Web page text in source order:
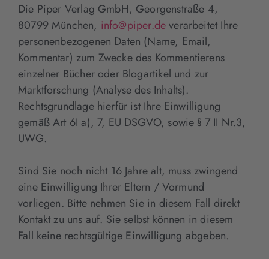
Die Piper Verlag GmbH, Georgenstraße 4,
80799 München, info@piper.deverarbeitet Ihre
personenbezogenen Daten (Name, Email,
Kommentar) zum Zwecke des Kommentierens
einzelner Bücher oder Blogartikel und zur
Marktforschung (Analyse des Inhalts).
Rechtsgrundlage hierfür ist Ihre Einwilligung
gemäß Art 6I a), 7, EU DSGVO, sowie § 7 II Nr.3,
UWG.
Sind Sie noch nicht 16 Jahre alt, muss zwingend
eine Einwilligung Ihrer Eltern / Vormund
vorliegen. Bitte nehmen Sie in diesem Fall direkt
Kontakt zu uns auf. Sie selbst können in diesem
Fall keine rechtsgültige Einwilligung abgeben.